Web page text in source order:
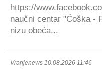
https://
naučni centar "Ćoška -
nizu obeća...
Vranjenews 10.08.2026 11:46